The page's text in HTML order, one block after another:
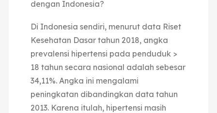
dengan Indonesia?
Di Indonesia sendiri, menurut data Riset
Kesehatan Dasar tahun 2018, angka
prevalensi hipertensi pada penduduk >
18 tahun secara nasional adalah sebesar
34,11%. Angka ini mengalami
peningkatan dibandingkan data tahun
2013. Karena itulah, hipertensi masih